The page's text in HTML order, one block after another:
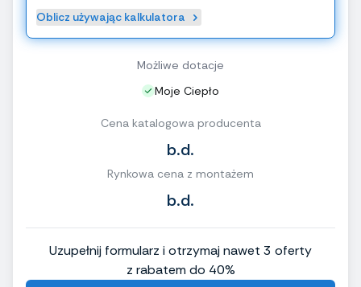
Oblicz używając kalkulatora
Możliwe dotacje
Moje Ciepło
Cena katalogowa producenta
b.d.
Rynkowa cena z montażem
b.d.
Uzupełnij formularz i otrzymaj nawet 3 oferty
z rabatem do 40%